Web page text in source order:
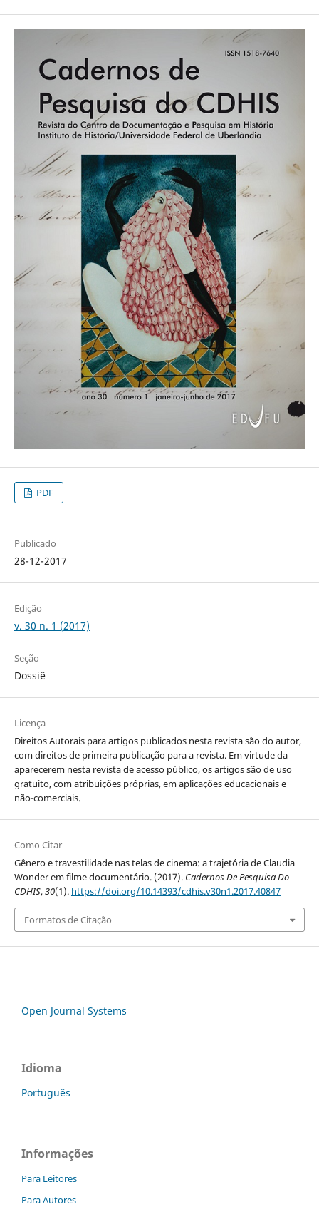
PDF
Publicado
28-12-2017
Edição
v. 30 n. 1 (2017)
Seção
Dossiê
Licença
Direitos Autorais para artigos publicados nesta revista são do autor,
com direitos de primeira publicação para a revista. Em virtude da
aparecerem nesta revista de acesso público, os artigos são de uso
gratuito, com atribuições próprias, em aplicações educacionais e
não-comerciais.
Como Citar
Gênero e travestilidade nas telas de cinema: a trajetória de Claudia
Wonder em filme documentário. (2017). Cadernos De Pesquisa Do
CDHIS,30(1). https://doi.org/10.14393/cdhis.v30n1.2017.40847
Formatos de Citação
Open Journal Systems
Idioma
Português
Informações
Para Leitores
Para Autores